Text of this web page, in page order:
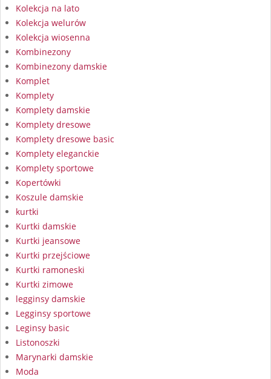
Kolekcja na lato
Kolekcja welurów
Kolekcja wiosenna
Kombinezony
Kombinezony damskie
Komplet
Komplety
Komplety damskie
Komplety dresowe
Komplety dresowe basic
Komplety eleganckie
Komplety sportowe
Kopertówki
Koszule damskie
kurtki
Kurtki damskie
Kurtki jeansowe
Kurtki przejściowe
Kurtki ramoneski
Kurtki zimowe
legginsy damskie
Legginsy sportowe
Leginsy basic
Listonoszki
Marynarki damskie
Moda